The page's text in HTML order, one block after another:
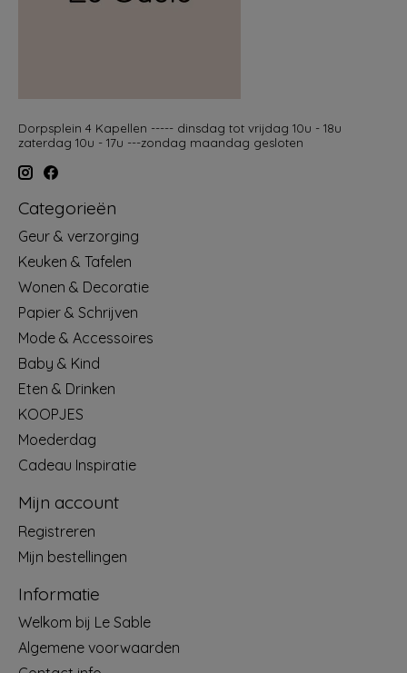
Dorpsplein 4 Kapellen ----- dinsdag tot vrijdag 10u - 18u
zaterdag 10u - 17u ---zondag maandag gesloten
Categorieën
Geur & verzorging
Keuken & Tafelen
Wonen & Decoratie
Papier & Schrijven
Mode & Accessoires
Baby & Kind
Eten & Drinken
KOOPJES
Moederdag
Cadeau Inspiratie
Mijn account
Registreren
Mijn bestellingen
Informatie
Welkom bij Le Sable
Algemene voorwaarden